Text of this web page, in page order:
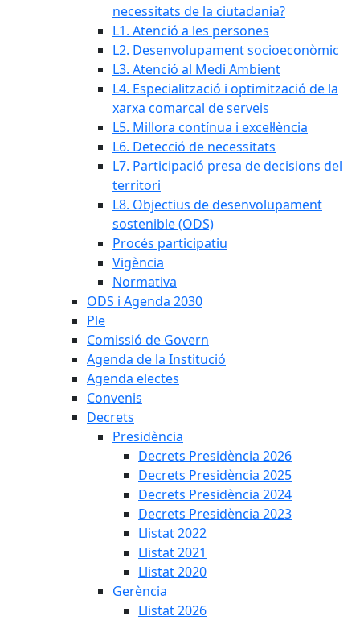
necessitats de la ciutadania?
L1. Atenció a les persones
L2. Desenvolupament socioeconòmic
L3. Atenció al Medi Ambient
L4. Especialització i optimització de la
xarxa comarcal de serveis
L5. Millora contínua i excel·lència
L6. Detecció de necessitats
L7. Participació presa de decisions del
territori
L8. Objectius de desenvolupament
sostenible (ODS)
Procés participatiu
Vigència
Normativa
ODS i Agenda 2030
Ple
Comissió de Govern
Agenda de la Institució
Agenda electes
Convenis
Decrets
Presidència
Decrets Presidència 2026
Decrets Presidència 2025
Decrets Presidència 2024
Decrets Presidència 2023
Llistat 2022
Llistat 2021
Llistat 2020
Gerència
Llistat 2026